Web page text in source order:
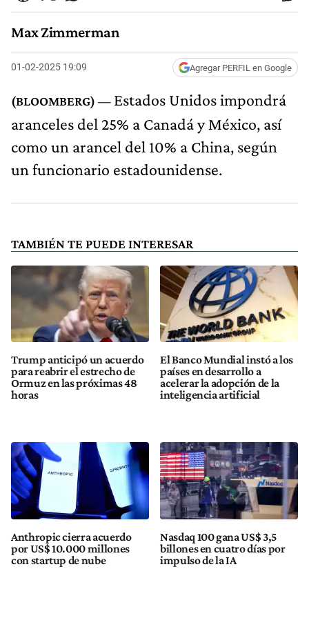
Max Zimmerman
01-02-2025 19:09 Agregar PERFIL en Google
Estados Unidos impondrá
aranceles del 25% a Canadá y México, así
como un arancel del 10% a China, según
un funcionario estadounidense.
TAMBIÉN TE PUEDE INTERESAR
Trump anticipó un acuerdo
para reabrir el estrecho de
Ormuz en las próximas 48
horas
El Banco Mundial instó a los
países en desarrollo a
acelerar la adopción de la
inteligencia artificial
Anthropic cierra acuerdo
por US$ 10.000 millones
con startup de nube
Nasdaq 100 gana US$ 3,5
billones en cuatro días por
impulso de la IA